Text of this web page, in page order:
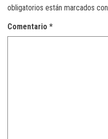
obligatorios están marcados con
Comentario *